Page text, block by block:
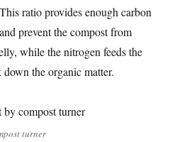
ratio provides enough carbon
prevent the compost from
while the nitrogen feeds the
the organic matter.
turner